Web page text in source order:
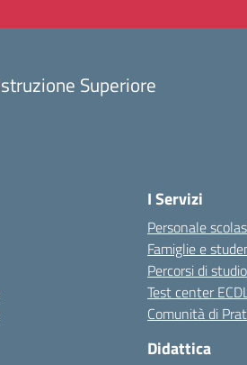
Superiore
I Servizi
Personale
Famiglie e
Percorsi di studio
Test center
Comunità di
Didattica